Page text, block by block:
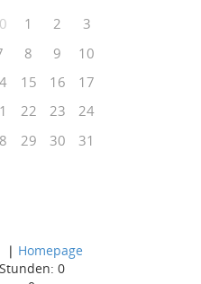
1 2
3
8 9
10
15 16
17
22 23
24
29 30 31
| Homepage
0